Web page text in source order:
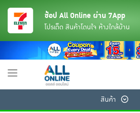
ช้อป All Online ผ่าน 7App
โปรเด็ด สินค้าโดนใจ ห้างใกล้บ้าน
Toggle
สินค้า